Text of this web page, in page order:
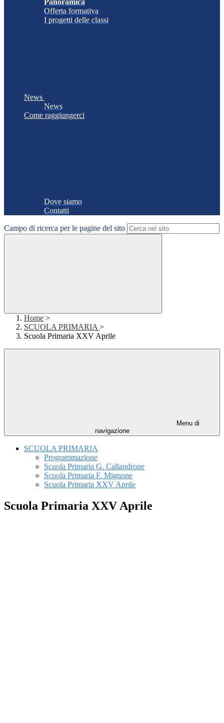
Panoramica
Offerta formativa
I progetti delle classi
News
News
Come raggiungerci
Dove siamo
Contatti
Campo di ricerca per le pagine del sito
Home >
SCUOLA PRIMARIA >
Scuola Primaria XXV Aprile
Menu di
navigazione
SCUOLA PRIMARIA
Programmazione
Scuola Primaria G. Callandrone
Scuola Primaria F. Mignone
Scuola Primaria XXV Aprile
Scuola Primaria XXV Aprile